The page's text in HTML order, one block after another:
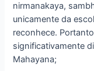
nirmanakaya,
unicamente da
reconhece.
significativamente
Mahayana;